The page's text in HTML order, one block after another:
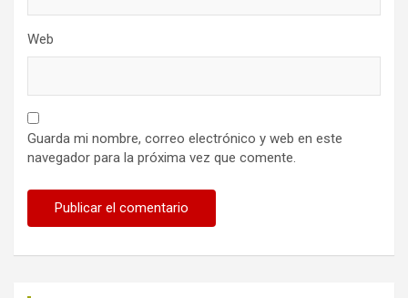
Web
Guarda mi nombre, correo electrónico y web en este
navegador para la próxima vez que comente.